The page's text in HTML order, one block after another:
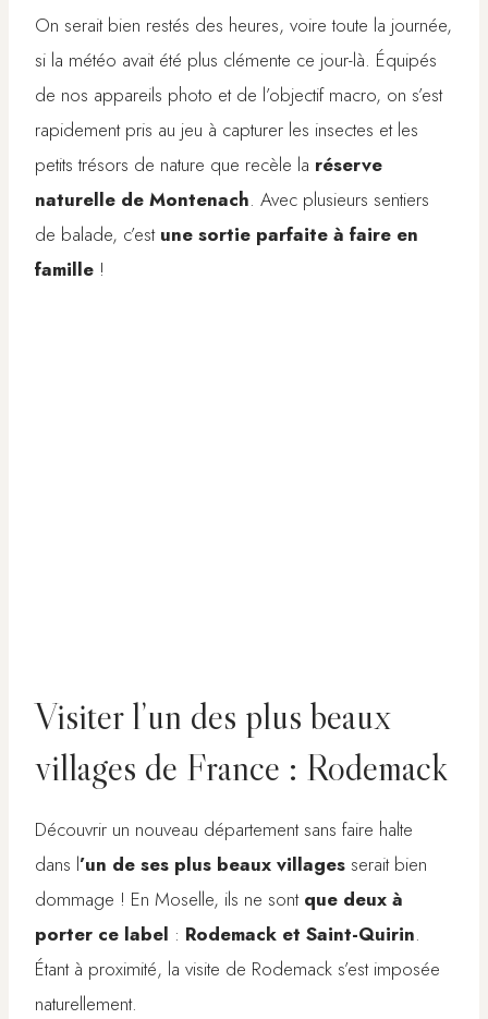
On serait bien restés des heures, voire toute la journée,
si la météo avait été plus clémente ce jour-là. Équipés
de nos appareils photo et de l’objectif macro, on s’est
rapidement pris au jeu à capturer les insectes et les
petits trésors de nature que recèle la réserve
naturelle de Montenach. Avec plusieurs sentiers
de balade, c’est une sortie parfaite à faire en
famille !
Visiter l’un des plus beaux
villages de France : Rodemack
Découvrir un nouveau département sans faire halte
dans l’un de ses plus beaux villages serait bien
dommage ! En Moselle, ils ne sont que deux à
porter ce label : Rodemack et Saint-Quirin.
Étant à proximité, la visite de Rodemack s’est imposée
naturellement.